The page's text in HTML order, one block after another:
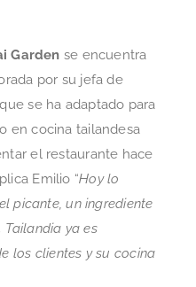
Garden se encuentra
por su jefa de
se ha adaptado para
en cocina tailandesa
el restaurante hace
Emilio “Hoy lo
picante, un ingrediente
Tailandia ya es
los clientes y su cocina